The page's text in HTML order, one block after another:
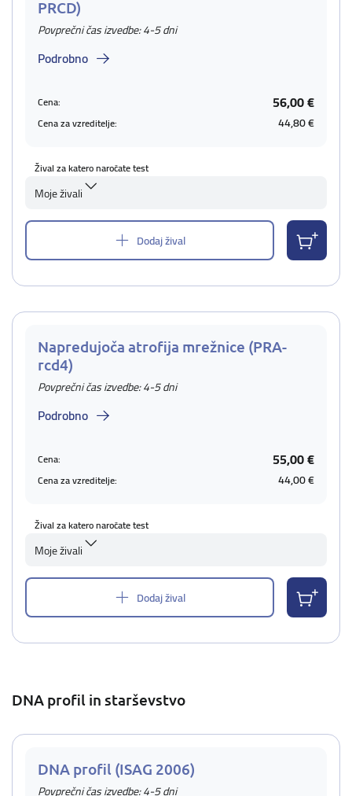
PRCD)
Povprečni čas izvedbe: 4-5 dni
Podrobno
Cena: 56,00 €
Cena za vzreditelje: 44,80 €
Žival za katero naročate test
Moje živali
Dodaj žival
Napredujoča atrofija mrežnice (PRA-
rcd4)
Povprečni čas izvedbe: 4-5 dni
Podrobno
Cena: 55,00 €
Cena za vzreditelje: 44,00 €
Žival za katero naročate test
Moje živali
Dodaj žival
DNA profil in starševstvo
DNA profil (ISAG 2006)
Povprečni čas izvedbe: 4-5 dni